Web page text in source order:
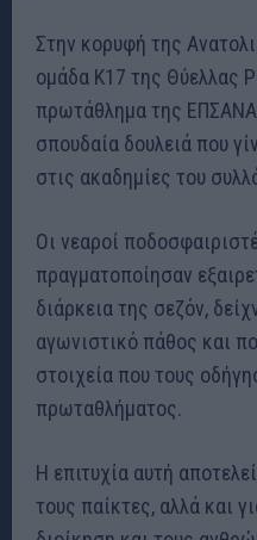
Στην κορυφή της
ομάδα Κ17 της Θύελλας
πρωτάθλημα της ΕΠΣΑΝΑ
σπουδαία δουλειά που
στις ακαδημίες του
Οι νεαροί
πραγματοποίησαν
διάρκεια της σεζόν,
αγωνιστικό πάθος και
στοιχεία που τους
πρωταθλήματος.
Η επιτυχία αυτή
τους παίκτες, αλλά και